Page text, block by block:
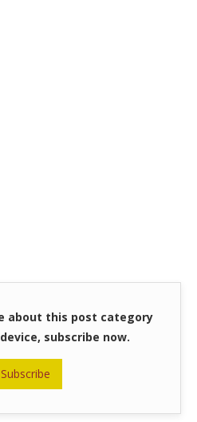
about this post category
subscribe now.
Subscribe